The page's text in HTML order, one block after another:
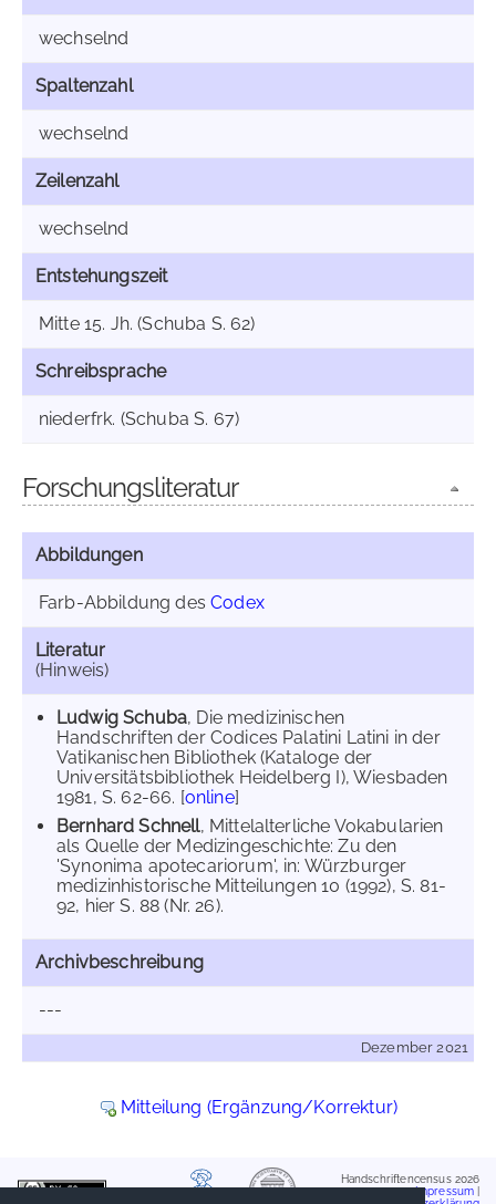
wechselnd
Spaltenzahl
wechselnd
Zeilenzahl
wechselnd
Entstehungszeit
Mitte 15. Jh. (Schuba S. 62)
Schreibsprache
niederfrk. (Schuba S. 67)
Forschungsliteratur
Abbildungen
Farb-Abbildung desCodex
Literatur
(Hinweis)
Ludwig Schuba, Die medizinischen
Handschriften der Codices Palatini Latini in der
Vatikanischen Bibliothek (Kataloge der
Universitätsbibliothek Heidelberg I), Wiesbaden
1981, S. 62-66. [online]
Bernhard Schnell, Mittelalterliche Vokabularien
als Quelle der Medizingeschichte: Zu den
'Synonima apotecariorum', in: Würzburger
medizinhistorische Mitteilungen 10 (1992), S. 81-
92, hier S. 88 (Nr. 26).
Archivbeschreibung
---
Dezember 2021
Mitteilung (Ergänzung/Korrektur)
Handschriftencensus 2026
Impressum